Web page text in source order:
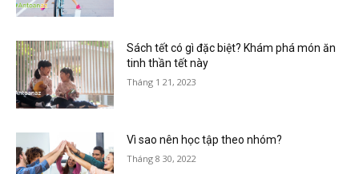
Sách tết có gì đặc biệt? Khám phá món ăn
tinh thần tết này
Tháng 1 21, 2023
Vì sao nên học tập theo nhóm?
Tháng 8 30, 2022